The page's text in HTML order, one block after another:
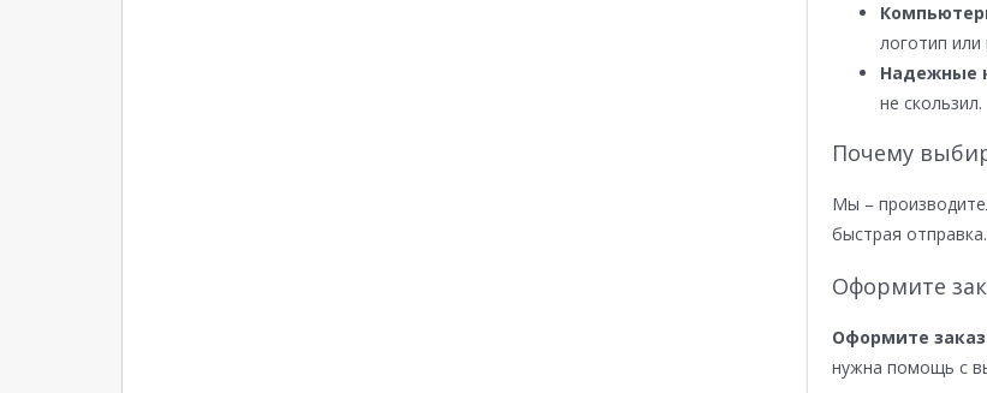
логотип или
Надежные
не скользил.
Почему
Мы –
быстрая отправка.
Оформите
Оформите заказ
нужна помощь с